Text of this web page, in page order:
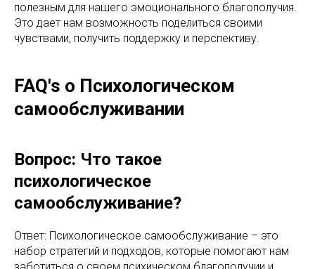
полезным для нашего эмоционального благополучия.
Это дает нам возможность поделиться своими
чувствами, получить поддержку и перспективу.
FAQ's о Психологическом
самообслуживании
Вопрос: Что такое
психологическое
самообслуживание?
Ответ: Психологическое самообслуживание – это
набор стратегий и подходов, которые помогают нам